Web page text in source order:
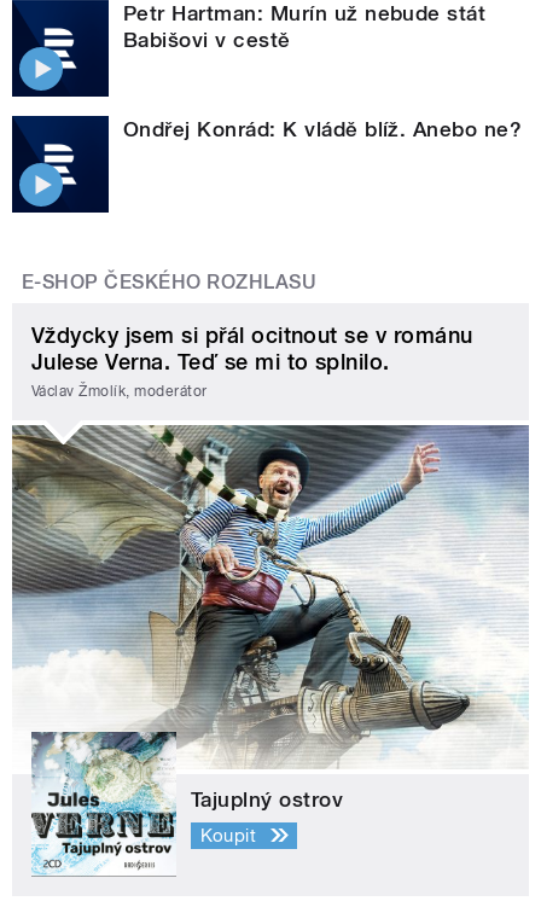
Petr Hartman: Murín už nebude stát
Babišovi v cestě
Ondřej Konrád: K vládě blíž. Anebo ne?
E-SHOP ČESKÉHO ROZHLASU
Vždycky jsem si přál ocitnout se v románu
Julese Verna. Teď se mi to splnilo.
Václav Žmolík, moderátor
Tajuplný ostrov
Koupit